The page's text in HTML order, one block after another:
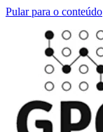
Pular para o conteúdo